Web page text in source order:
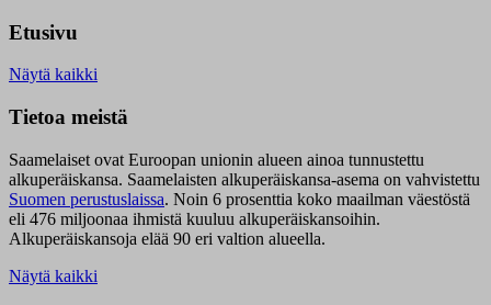
Etusivu
Näytä kaikki
Tietoa meistä
Saamelaiset ovat Euroopan unionin alueen ainoa tunnustettu
alkuperäiskansa. Saamelaisten alkuperäiskansa-asema on vahvistettu
Suomen perustuslaissa. Noin 6 prosenttia koko maailman väestöstä
eli 476 miljoonaa ihmistä kuuluu alkuperäiskansoihin.
Alkuperäiskansoja elää 90 eri valtion alueella.
Näytä kaikki